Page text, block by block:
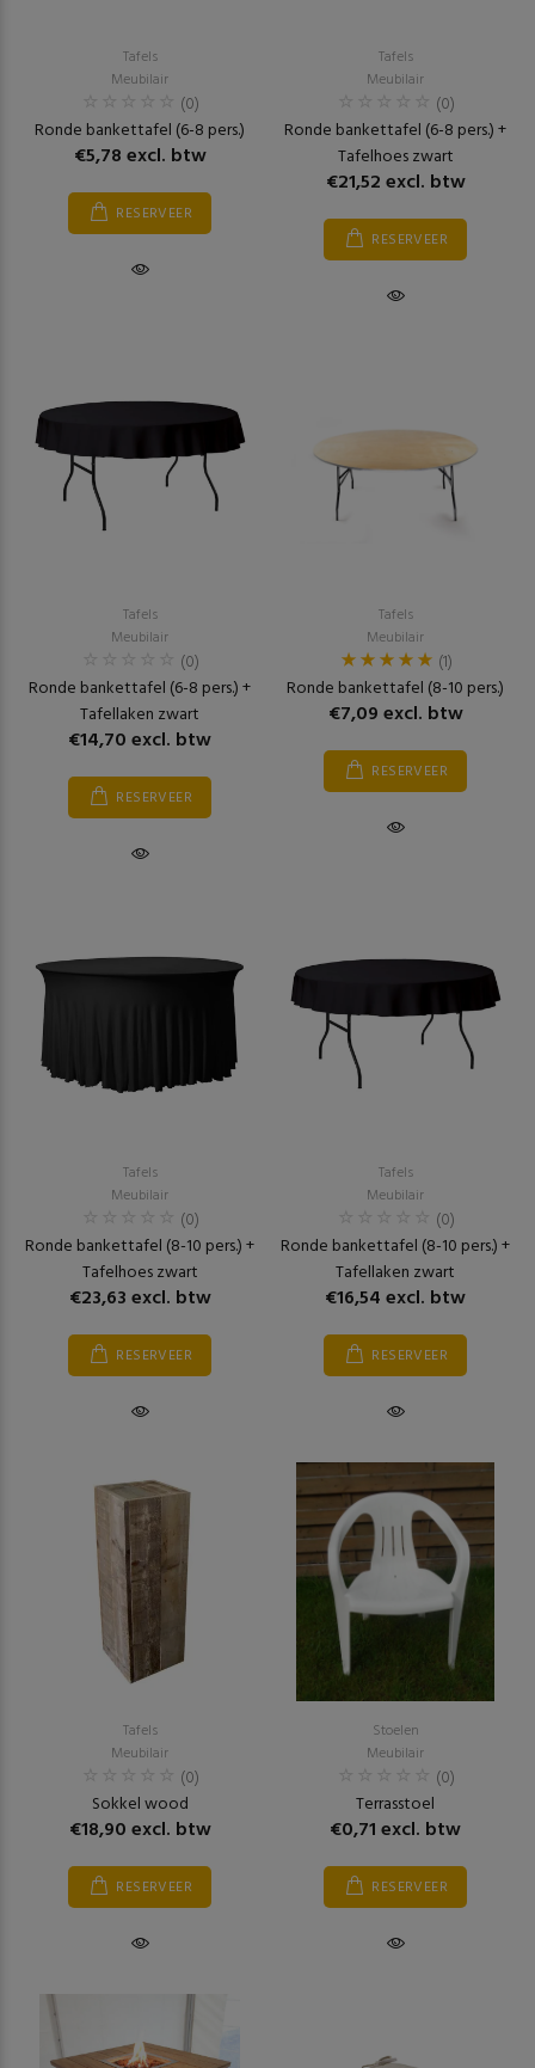
Tafels
Meubilair
(0)
Ronde bankettafel (6-8 pers.)
€5,78 excl. btw
RESERVEER
Tafels
Meubilair
(0)
Ronde bankettafel (6-8 pers.) +
Tafelhoes zwart
€21,52 excl. btw
RESERVEER
Tafels
Meubilair
(0)
Ronde bankettafel (6-8 pers.) +
Tafellaken zwart
€14,70 excl. btw
RESERVEER
Tafels
Meubilair
(1)
Ronde bankettafel (8-10 pers.)
€7,09 excl. btw
RESERVEER
Tafels
Meubilair
(0)
Ronde bankettafel (8-10 pers.) +
Tafelhoes zwart
€23,63 excl. btw
RESERVEER
Tafels
Meubilair
(0)
Ronde bankettafel (8-10 pers.) +
Tafellaken zwart
€16,54 excl. btw
RESERVEER
Tafels
Meubilair
(0)
Sokkel wood
€18,90 excl. btw
RESERVEER
Stoelen
Meubilair
(0)
Terrasstoel
€0,71 excl. btw
RESERVEER